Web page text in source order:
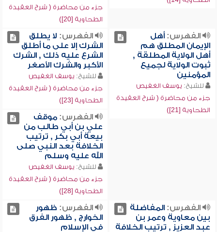
جزء من محاضرة ( شرح العقيدة
الطحاوية [20])
الفهرس:أهل
الإيمان المطلق هم
أهل الولاية المطلقة ,
ثبوت الولاية لجميع
المؤمنين
للشيخ: يوسف الغفيص
جزء من محاضرة ( شرح العقيدة
الطحاوية [21])
الفهرس: لا يطلق
الشرك إلا على ما أطلق
الشرع عليه ذلك , الشرك
الأكبر والشرك الأصغر
للشيخ: يوسف الغفيص
جزء من محاضرة ( شرح العقيدة
الطحاوية [23])
الفهرس:موقف
علي بن أبي طالب من
بيعة أبي بكر , ترتيب
الخلافة بعد النبي صلى
الله عليه وسلم
للشيخ: يوسف الغفيص
جزء من محاضرة ( شرح العقيدة
الطحاوية [28])
الفهرس:المفاضلة
بين معاوية وعمر بن
عبد العزيز , ترتيب الخلافة
الفهرس: ظهور
الخوارج , ظهور الفرق
في الإسلام